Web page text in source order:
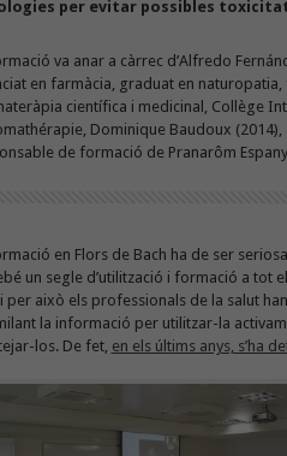
per evitar possibles
va anar a càrrec d’Alfredo
en farmàcia, graduat en
científica i medicinal, Collège
Dominique Baudoux (2014),
de formació de Pranarôm
en Flors de Bach ha de ser
un segle d’utilització i formació a tot
per això els professionals de la salut
la informació per utilitzar-la
los. De fet, en els últims anys, s’ha